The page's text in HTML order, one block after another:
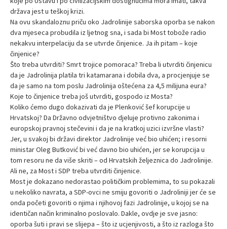
država jest u teškoj krizi.
Na ovu skandaloznu priču oko Jadrolinije saborska oporba se nakon
dva mjeseca probudila iz ljetnog sna, i sada bi Most tobože radio
nekakvu interpelaciju da se utvrde činjenice. Ja ih pitam – koje
činjenice?
Što treba utvrditi? Smrt trojice pomoraca? Treba li utvrditi činjenicu
da je Jadrolinija platila tri katamarana i dobila dva, a procjenjuje se
da je samo na tom poslu Jadrolinija oštećena za 4,5 milijuna eura?
Koje to činjenice treba još utvrditi, gospodo iz Mosta?
Koliko ćemo dugo dokazivati da je Plenković šef korupcije u
Hrvatskoj? Da Državno odvjetništvo djeluje protivno zakonima i
europskoj pravnoj stečevini i da je na kratkoj uzici izvršne vlasti?
Jer, u svakoj bi državi direktor Jadrolinije već bio uhićen; i resorni
ministar Oleg Butković bi već davno bio uhićen, jer se korupcija u
tom resoru ne da više skriti – od Hrvatskih željeznica do Jadrolinije.
Ali ne, za Most i SDP treba utvrditi činjenice.
Most je dokazano nedorastao političkim problemima, to su pokazali
u nekoliko navrata, a SDP-ovci ne smiju govoriti o Jadroliniji jer će se
onda početi govoriti o njima i njihovoj fazi Jadrolinije, u kojoj se na
identičan način kriminalno poslovalo. Dakle, ovdje je sve jasno:
oporba šuti i pravi se slijepa – što iz ucjenjivosti, a što iz razloga što